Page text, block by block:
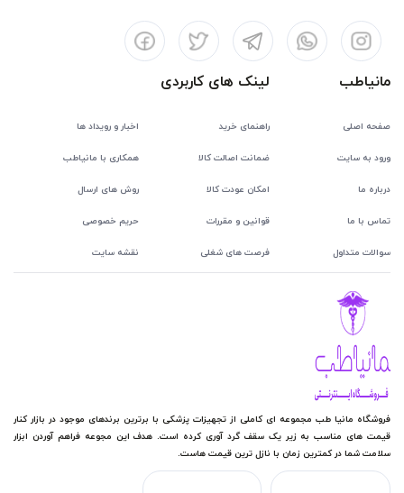
مانیاطب
صفحه اصلی
ورود به سایت
درباره ما
تماس با ما
سوالات متداول
لینک های کاربردی
راهنمای خرید اخبار و رویداد ها
ضمانت اصالت کالا همکاری با مانیاطب
امکان عودت کالا روش های ارسال
قوانین و مقررات حریم خصوصی
فرصت های شغلی نقشه سایت
فروشگاه مانیا طب مجموعه ای کاملی از تجهیزات پزشکی با برترین برندهای موجود در بازار کنار
قیمت های مناسب به زیر یک سقف گرد آوری کرده است. هدف این مجوعه فراهم آوردن ابزار
سلامت شما در کمترین زمان با نازل ترین قیمت هاست.